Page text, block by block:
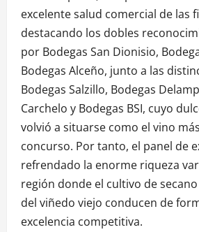
excelente salud comercial de las
destacando los dobles
por Bodegas San Dionisio,
Bodegas Alceño, junto a las
Bodegas Salzillo, Bodegas
Carchelo y Bodegas BSI, cuyo
volvió a situarse como el vino
concurso. Por tanto, el panel de
refrendado la enorme riqueza
región donde el cultivo de
del viñedo viejo conducen de
excelencia competitiva.